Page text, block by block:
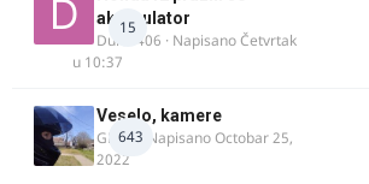
15
akomulator
Dule1406 · NapisanoČetvrtak
u 10:37
643
Veselo, kamere
GR 46· NapisanoOctobar 25,
2022